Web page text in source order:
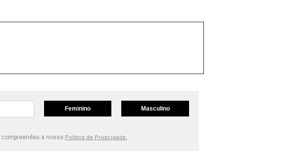
Feminino Masculino
a nossa Política de Privacidade.